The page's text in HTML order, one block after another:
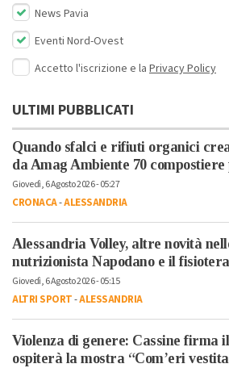
News Pavia
Eventi Nord-Ovest
Accetto l'iscrizione e la Privacy Policy
ULTIMI PUBBLICATI
Quando sfalci e rifiuti organici
da Amag Ambiente 70
Giovedì, 6 Agosto 2026 - 05:27
CRONACA-ALESSANDRIA
Alessandria Volley, altre novità
nutrizionista Napodano e il
Giovedì, 6 Agosto 2026 - 05:15
ALTRI SPORT-ALESSANDRIA
Violenza di genere: Cassine firma
ospiterà la mostra “Com’eri